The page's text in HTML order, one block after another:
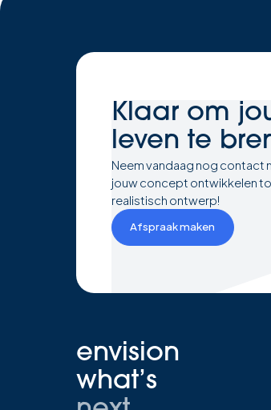
Klaar om
leven te
Neem vandaag nog contact
jouw concept ontwikkelen
realistisch ontwerp!
Afspraak maken
envision
what’s